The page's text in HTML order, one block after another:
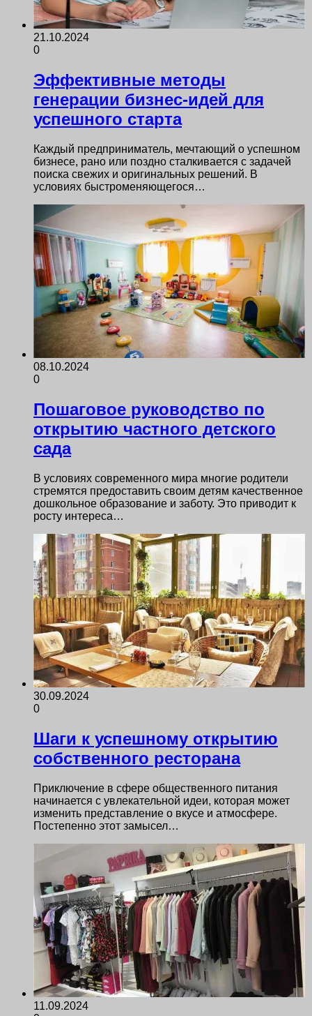
21.10.2024
0
Эффективные методы
генерации бизнес-идей для
успешного старта
Каждый предприниматель, мечтающий о успешном
бизнесе, рано или поздно сталкивается с задачей
поиска свежих и оригинальных решений. В
условиях быстроменяющегося…
08.10.2024
0
Пошаговое руководство по
открытию частного детского
сада
В условиях современного мира многие родители
стремятся предоставить своим детям качественное
дошкольное образование и заботу. Это приводит к
росту интереса…
30.09.2024
0
Шаги к успешному открытию
собственного ресторана
Приключение в сфере общественного питания
начинается с увлекательной идеи, которая может
изменить представление о вкусе и атмосфере.
Постепенно этот замысел…
11.09.2024